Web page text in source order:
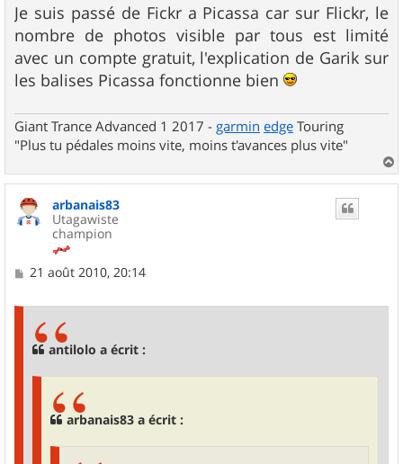
Je suis passé de Fickr a Picassa car sur Flickr, le
nombre de photos visible par tous est limité
avec un compte gratuit, l'explication de Garik sur
les balises Picassa fonctionne bien
Giant Trance Advanced 1 2017 - garmin edge Touring
"Plus tu pédales moins vite, moins t'avances plus vite"
a
arbanais83
Utagawiste
champion
M
21 août 2010, 20:14
antilolo a écrit :
arbanais83 a écrit :